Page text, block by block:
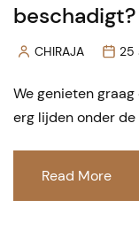
beschadigt?
PostedCHIRAJA 25
We genieten
erg lijden onder
Read More